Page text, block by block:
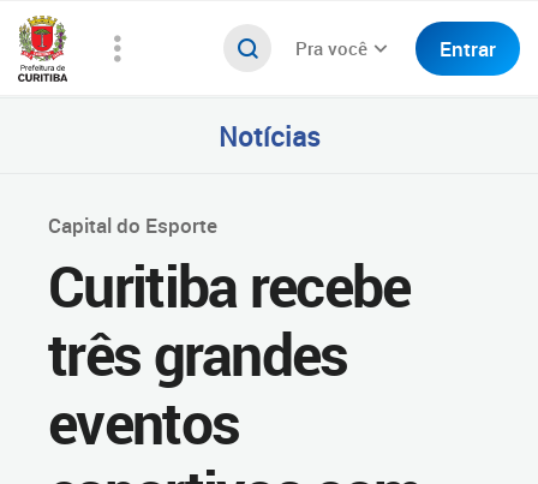
Pra você Entrar
Notícias
Capital do Esporte
Curitiba recebe
três grandes
eventos